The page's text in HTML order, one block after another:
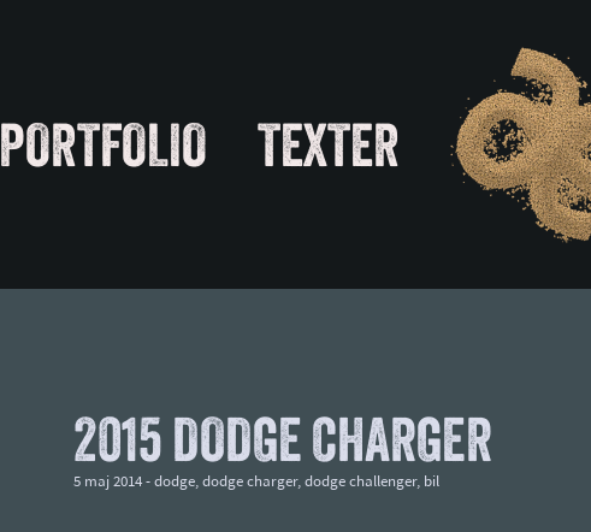
PORTFOLIO TEXTER
2015 DODGE CHARGER
5 maj 2014 - dodge, dodge charger, dodge challenger, bil